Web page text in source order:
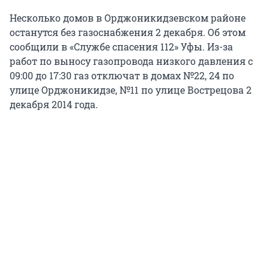
Несколько домов в Орджоникидзевском районе
останутся без газоснабжения 2 декабря. Об этом
сообщили в «Службе спасения 112» Уфы. Из-за
работ по выносу газопровода низкого давления с
09:00 до 17:30 газ отключат в домах №22, 24 по
улице Орджоникидзе, №11 по улице Вострецова 2
декабря 2014 года.